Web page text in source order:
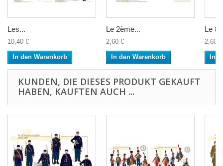
Les...
10,40 €
In den Warenkorb
Le 2ème...
2,60 €
In den Warenkorb
Le
2,60 €
In
KUNDEN, DIE DIESES PRODUKT GEKAUFT
HABEN, KAUFTEN AUCH ...